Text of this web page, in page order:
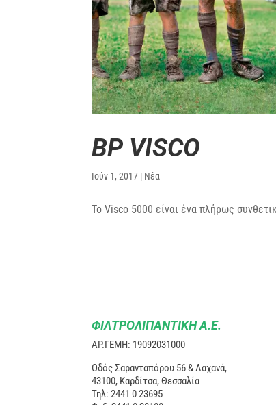
BP VISCO
Ιούν 1, 2017 | Νέα
Το Visco 5000 είναι ένα πλήρως
ΦΙΛΤΡΟΛΙΠΑΝΤΙΚΗ Α.Ε.
ΑΡ.ΓΕΜΗ: 19092031000
Οδός Σαρανταπόρου 56 & Λαχανά,
43100, Καρδίτσα, Θεσσαλία
Τηλ: 2441 0 23695